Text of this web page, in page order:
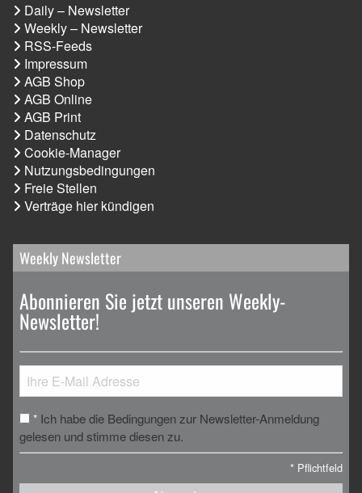
Daily – Newsletter
Weekly – Newsletter
RSS-Feeds
Impressum
AGB Shop
AGB Online
AGB Print
Datenschutz
Cookie-Manager
Nutzungsbedingungen
Freie Stellen
Verträge hier kündigen
Weekly Newsletter
Abonnieren Sie jetzt unseren Weekly-
Newsletter!
* Ich habe die Bedingungen zur Newsletter-Anmeldung
gelesen und stimme diesen zu.
* Pflichtfeld